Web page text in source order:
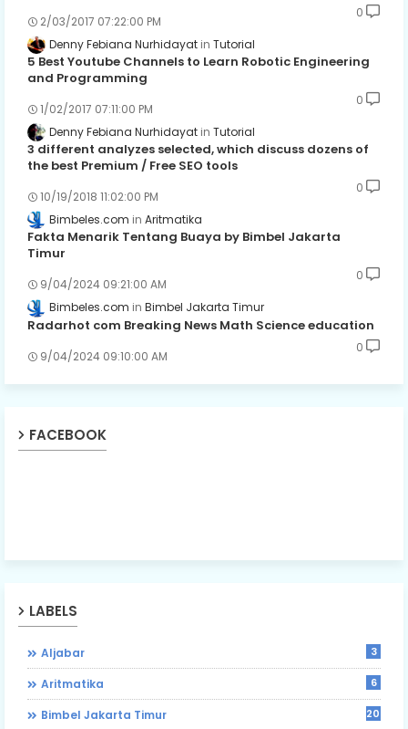
2/03/2017 07:22:00 PM
0
Denny Febiana Nurhidayat Tutorial
5 Best Youtube Channels to Learn Robotic Engineering
and Programming
1/02/2017 07:11:00 PM
0
Denny Febiana Nurhidayat Tutorial
3 different analyzes selected, which discuss dozens of
the best Premium / Free SEO tools
10/19/2018 11:02:00 PM
0
Bimbeles.com Aritmatika
Fakta Menarik Tentang Buaya by Bimbel Jakarta
Timur
9/04/2024 09:21:00 AM
0
Bimbeles.com Bimbel Jakarta Timur
Radarhot com Breaking News Math Science education
9/04/2024 09:10:00 AM
0
FACEBOOK
LABELS
Aljabar 3
Aritmatika 6
Bimbel Jakarta Timur 203